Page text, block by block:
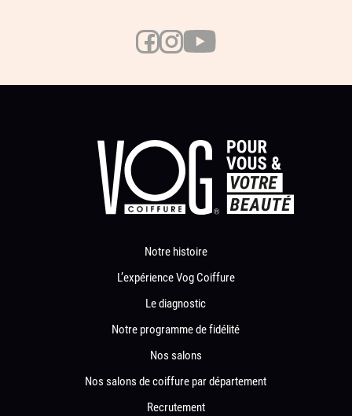
Notre histoire
L’expérience Vog Coiffure
Le diagnostic
Notre programme de fidélité
Nos salons
Nos salons de coiffure par département
Recrutement